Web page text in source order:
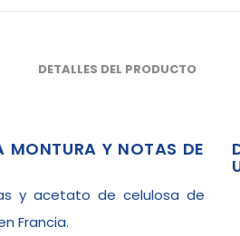
DETALLES DEL PRODUCTO
MONTURA Y NOTAS DE
y acetato de celulosa de
Francia.